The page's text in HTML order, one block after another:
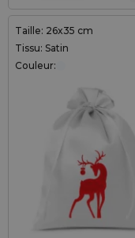
Taille: 26x35 cm
Tissu: Satin
Couleur: